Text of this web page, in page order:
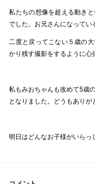
私たちの想像を超える動き
でした。お兄さんになってい
二度と戻ってこない５歳の
かり残す撮影をするように心
私もみおちゃんも改めて5歳
となりました。どうもありが
明日はどんなお子様がいらっ